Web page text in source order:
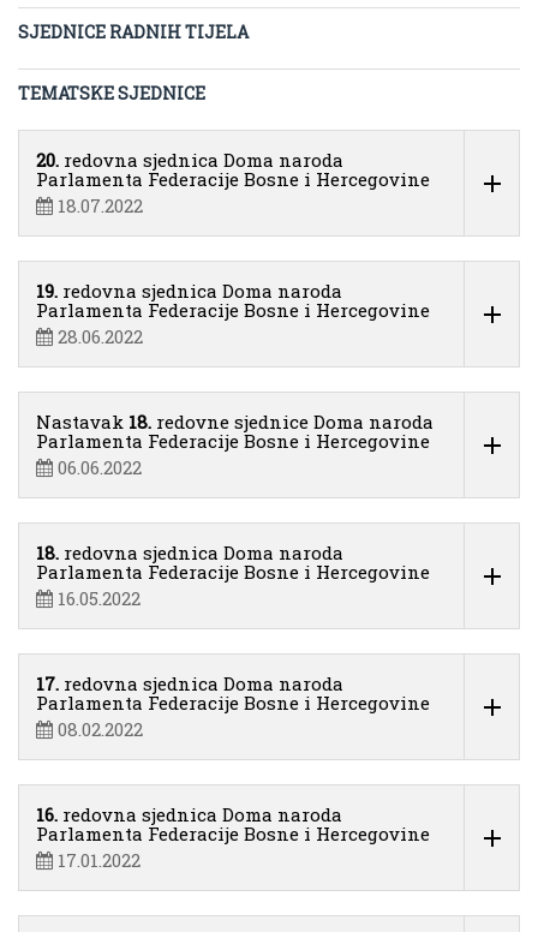
SJEDNICE RADNIH TIJELA
TEMATSKE SJEDNICE
20. redovna sjednica Doma naroda
Parlamenta Federacije Bosne i Hercegovine
18.07.2022
19. redovna sjednica Doma naroda
Parlamenta Federacije Bosne i Hercegovine
28.06.2022
Nastavak 18. redovne sjednice Doma naroda
Parlamenta Federacije Bosne i Hercegovine
06.06.2022
18. redovna sjednica Doma naroda
Parlamenta Federacije Bosne i Hercegovine
16.05.2022
17. redovna sjednica Doma naroda
Parlamenta Federacije Bosne i Hercegovine
08.02.2022
16. redovna sjednica Doma naroda
Parlamenta Federacije Bosne i Hercegovine
17.01.2022